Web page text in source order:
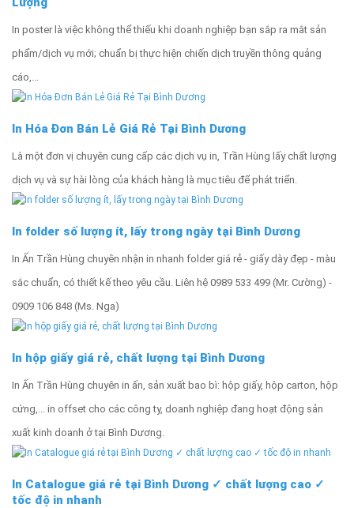
In poster là việc không thể thiếu khi doanh nghiệp bạn sắp ra mắt sản
phẩm/dịch vụ mới; chuẩn bị thực hiện chiến dịch truyền thông quảng
cáo,...
In Hóa Đơn Bán Lẻ Giá Rẻ Tại Bình Dương
Là một đơn vị chuyên cung cấp các dịch vụ in, Trần Hùng lấy chất lượng
dịch vụ và sự hài lòng của khách hàng là mục tiêu để phát triển.
In folder số lượng ít, lấy trong ngày tại Bình Dương
In Ấn Trần Hùng chuyên nhận in nhanh folder giá rẻ - giấy dày đẹp - màu
sắc chuẩn, có thiết kế theo yêu cầu. Liên hệ 0989 533 499 (Mr. Cường) -
0909 106 848 (Ms. Nga)
In hộp giấy giá rẻ, chất lượng tại Bình Dương
In Ấn Trần Hùng chuyên in ấn, sản xuất bao bì: hộp giấy, hộp carton, hộp
cứng,... in offset cho các công ty, doanh nghiệp đang hoạt động sản
xuất kinh doanh ở tại Bình Dương.
In Catalogue giá rẻ tại Bình Dương ✓ chất lượng cao ✓
tốc độ in nhanh